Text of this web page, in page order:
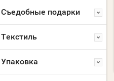
Съедобные подарки
Текстиль
Упаковка
ЛОГОТИПА
Склад Москва:10000 шт.